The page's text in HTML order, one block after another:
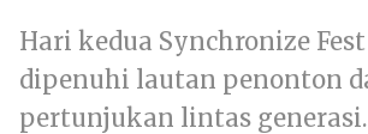
Hari kedua Synchronize Fest
dipenuhi lautan penonton
pertunjukan lintas